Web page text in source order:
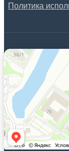
Политика